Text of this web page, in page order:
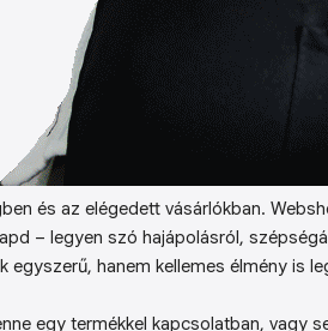
és az elégedett vásárlókban.
– legyen szó hajápolásról,
egyszerű, hanem kellemes élmény is
egy termékkel kapcsolatban, vagy